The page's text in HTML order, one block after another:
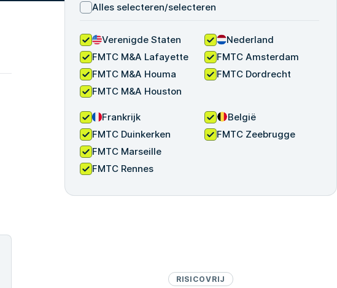
Alles selecteren/selecteren
Verenigde Staten
FMTC M&A Lafayette
FMTC M&A Houma
FMTC M&A Houston
Nederland
FMTC Amsterdam
FMTC Dordrecht
Frankrijk
FMTC Duinkerken
FMTC Marseille
FMTC Rennes
België
FMTC Zeebrugge
RISICOVRIJ